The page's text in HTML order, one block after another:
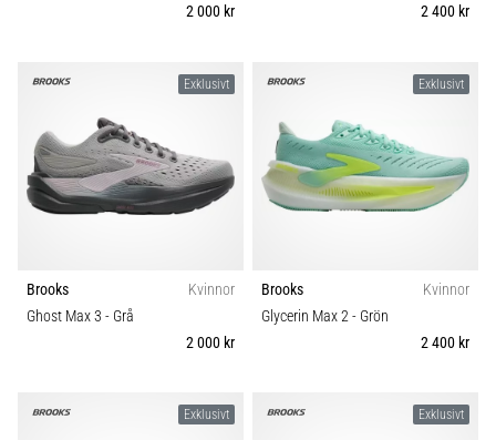
2 000 kr
2 400 kr
Exklusivt
Brooks
Kvinnor
Ghost Max 3 - Grå
2 000 kr
Exklusivt
Brooks
Kvinnor
Glycerin Max 2- Grön
2 400 kr
Exklusivt Exklusivt